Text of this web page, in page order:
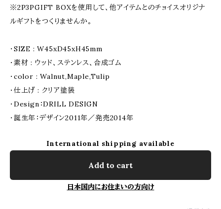
※2P3PGIFT BOXを使用して、他アイテムとのチョイスオリジナ
ルギフトをつくりませんか。
・SIZE : W45xD45xH45mm
・素材 : ウッド、ステンレス、合成ゴム
・color : Walnut,Maple,Tulip
・仕上げ : クリア塗装
・Design：DRILL DESIGN
・誕生年：デザイン2011年／発売2014年
International shipping available
Add to cart
日本国内にお住まいの方向け